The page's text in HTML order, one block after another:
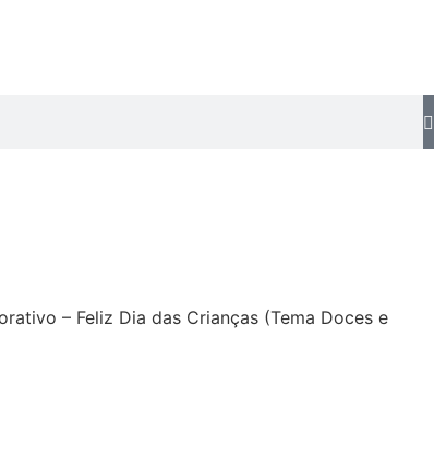
– Feliz Dia das Crianças (Tema Doces e